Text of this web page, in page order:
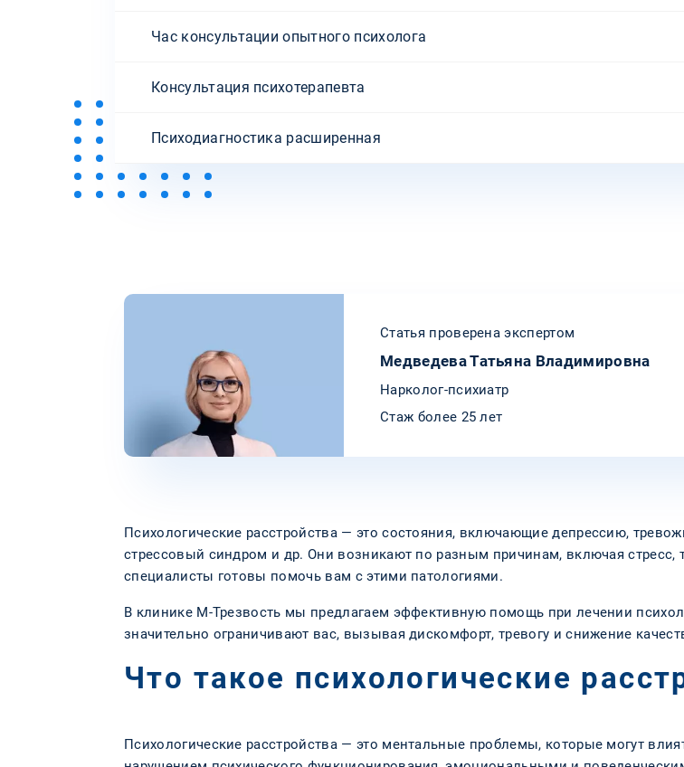
Час консультации опытного психолога
Консультация психотерапевта
Психодиагностика расширенная
Статья проверена экспертом
Медведева Татьяна Владимировна
Нарколог-психиатр
Стаж более 25 лет
Психологические расстройства — это состояния, включающие депрессию,
стрессовый синдром и др. Они возникают по разным причинам, включая
специалисты готовы помочь вам с этими патологиями.
В клинике М-Трезвость мы предлагаем эффективную помощь при лечении
значительно ограничивают вас, вызывая дискомфорт, тревогу и снижение
Что такое психологические
Психологические расстройства — это ментальные проблемы, которые могут